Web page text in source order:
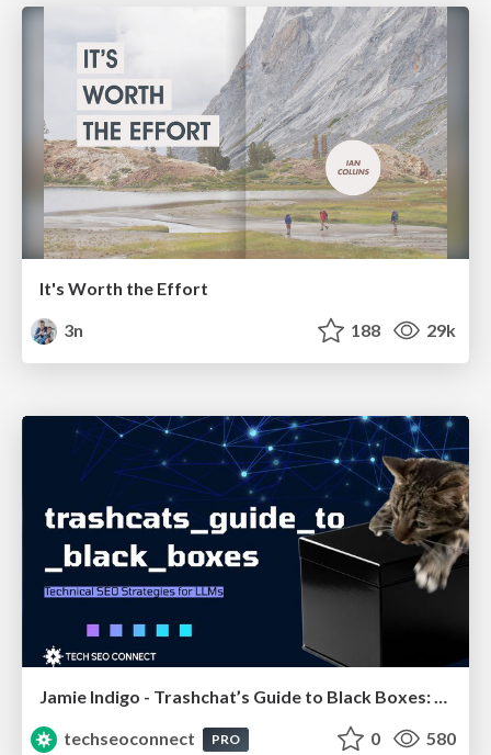
It's Worth the Effort
3n
188 29k
Jamie Indigo - Trashchat’s Guide to Black Boxes: Technical SEO Tactics for LLMs
techseoconnect
PRO 0 580